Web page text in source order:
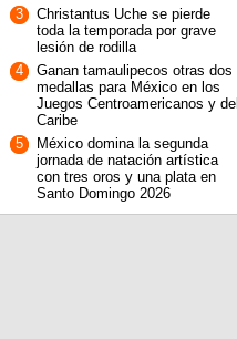
3
Christantus Uche se pierde
toda la temporada por grave
lesión de rodilla
4
Ganan tamaulipecos otras dos
medallas para México en los
Juegos Centroamericanos y del
Caribe
5
México domina la segunda
jornada de natación artística
con tres oros y una plata en
Santo Domingo 2026